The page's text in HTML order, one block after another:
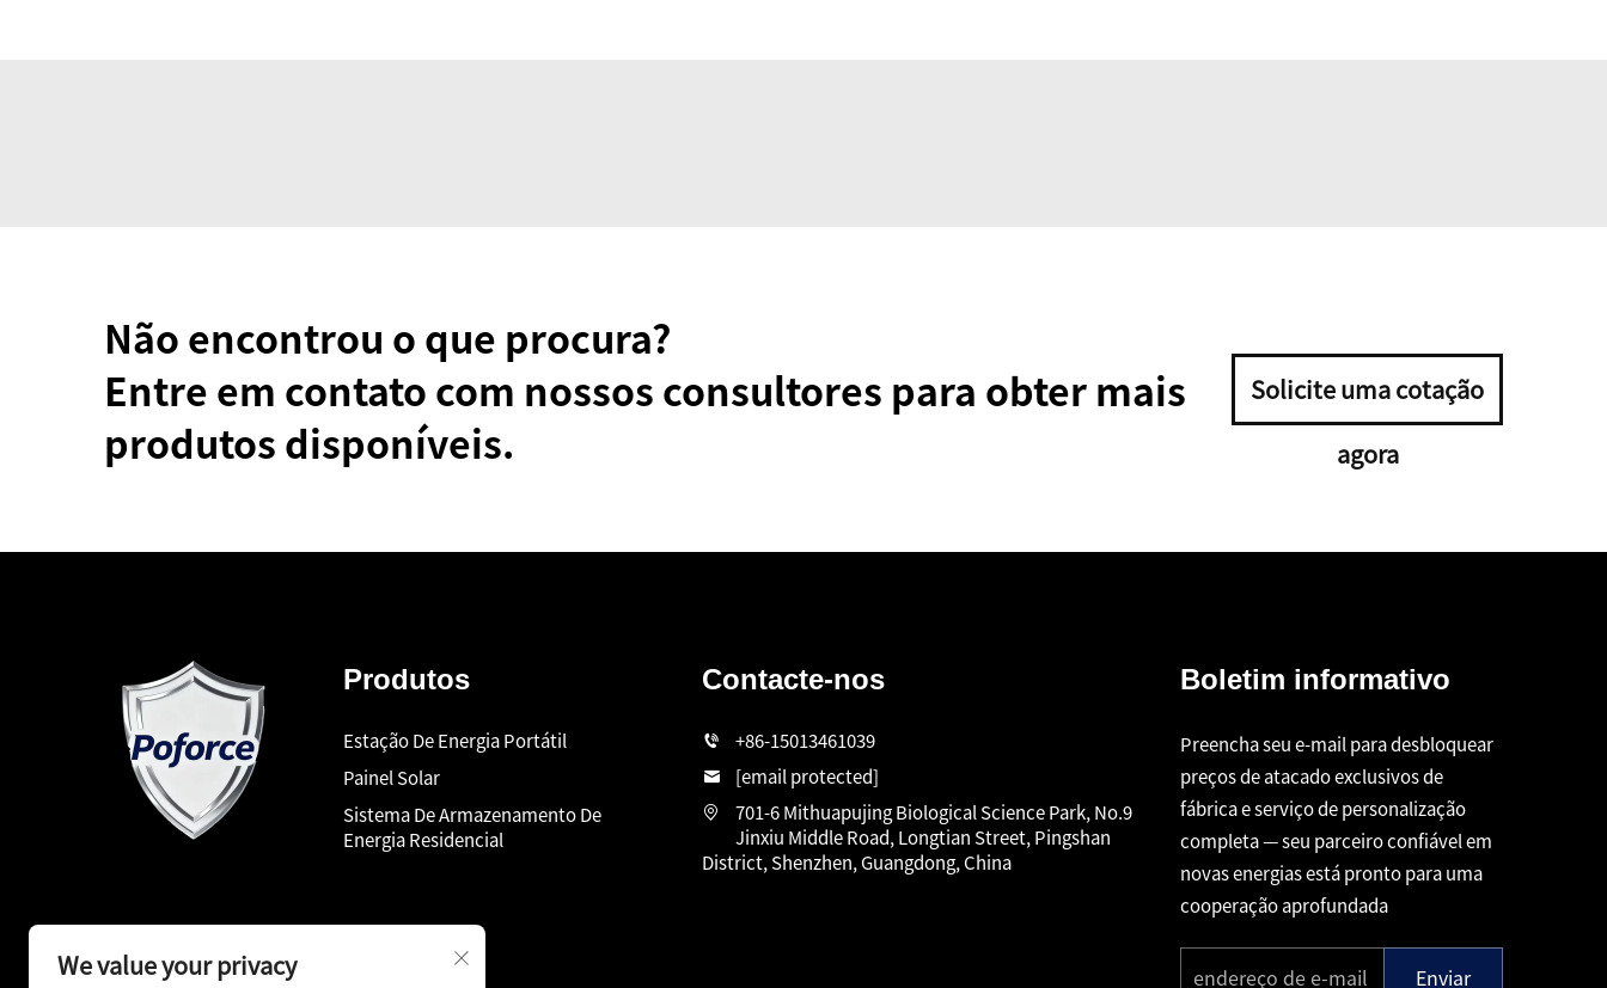
Não encontrou o que procura?
Entre em contato com nossos consultores para obter mais
produtos disponíveis.
Solicite uma cotação
agora
Produtos
Estação De Energia Portátil
Painel Solar
Sistema De Armazenamento De
Energia Residencial
Contacte-nos
+86-15013461039
[email protected]
701-6 Mithuapujing Biological Science Park, No.9
Jinxiu Middle Road, Longtian Street, Pingshan
District, Shenzhen, Guangdong, China
Boletim informativo
Preencha seu e-mail para desbloquear
preços de atacado exclusivos de
fábrica e serviço de personalização
completa — seu parceiro confiável em
novas energias está pronto para uma
cooperação aprofundada
Enviar
We value your privacy